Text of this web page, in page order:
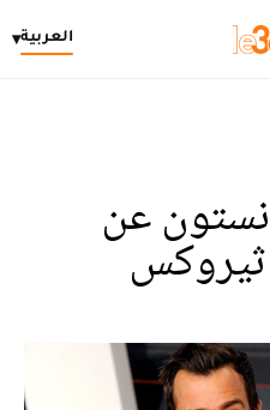
العربية▾
عن